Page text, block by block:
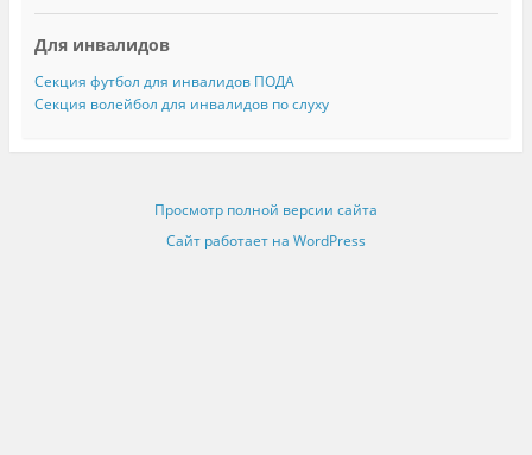
Для инвалидов
Секция футбол для инвалидов ПОДА
Секция волейбол для инвалидов по слуху
Просмотр полной версии сайта
Сайт работает на WordPress